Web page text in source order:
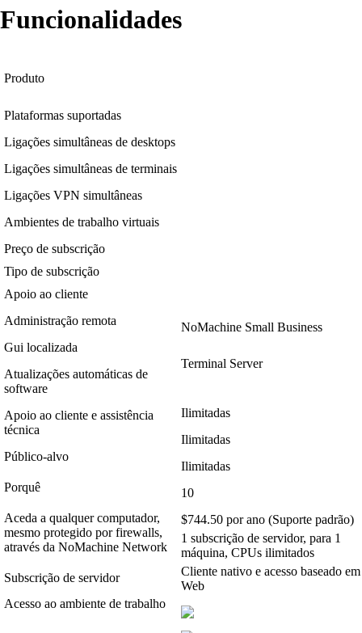
Funcionalidades
Produto
Plataformas suportadas
Ligações simultâneas de desktops
Ligações simultâneas de terminais
Ligações VPN simultâneas
Ambientes de trabalho virtuais
Preço de subscrição
Tipo de subscrição
Apoio ao cliente
Administração remota
Gui localizada
Atualizações automáticas de
software
Apoio ao cliente e assistência
técnica
Público-alvo
Porquê
Aceda a qualquer computador,
mesmo protegido por firewalls,
através da NoMachine Network
Subscrição de servidor
Acesso ao ambiente de trabalho
NoMachine Small Business
Terminal Server
Ilimitadas
Ilimitadas
Ilimitadas
10
$744.50 por ano (Suporte padrão)
1 subscrição de servidor, para 1
máquina, CPUs ilimitados
Cliente nativo e acesso baseado em
Web